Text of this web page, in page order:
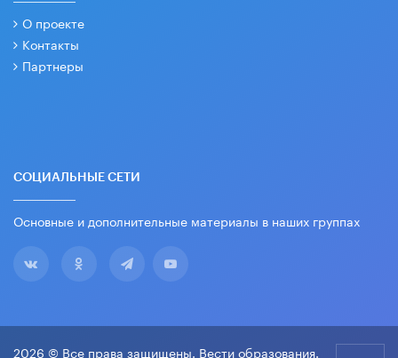
О проекте
Контакты
Партнеры
СОЦИАЛЬНЫЕ СЕТИ
Основные и дополнительные материалы в наших группах
2026 © Все права защищены. Вести образования.